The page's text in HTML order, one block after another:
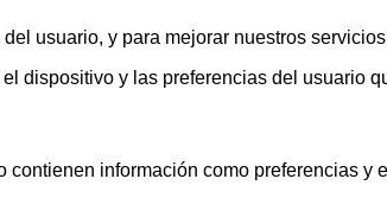
usuario, y para mejorar nuestros
dispositivo y las preferencias del usuario
información como preferencias y